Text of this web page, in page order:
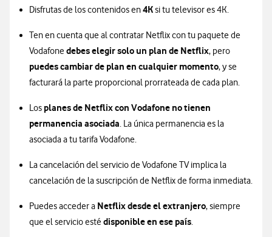
Disfrutas de los contenidos en4Ksi tu televisor es 4K.
Ten en cuenta que al contratar Netflix con tu paquete de
Vodafonedebes elegir solo un plan de Netflix, pero
puedes cambiar de plan en cualquier momento, y se
facturará la parte proporcional prorrateada de cada plan.
Los planes de Netflix con Vodafone no tienen
permanencia asociada. La única permanencia es la
asociada a tu tarifa Vodafone.
La cancelación del servicio de Vodafone TV implica la
cancelación de la suscripción de Netflix de forma inmediata.
Puedes acceder a Netflix desde el extranjero, siempre
que el servicio estédisponible en ese país.